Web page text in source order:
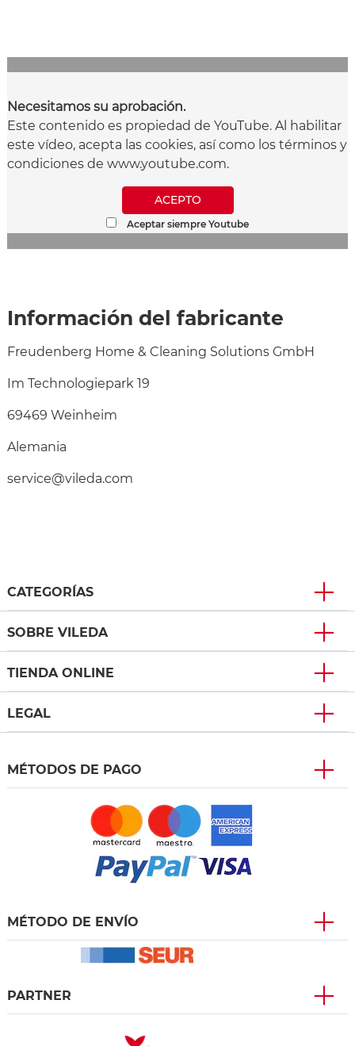
Necesitamos su aprobación.
Este contenido es propiedad de YouTube. Al habilitar
este vídeo, acepta las cookies, así como los términos y
condiciones de www.youtube.com.
ACEPTO
Aceptar siempre Youtube
Información del fabricante
Freudenberg Home & Cleaning Solutions GmbH
Im Technologiepark 19
69469 Weinheim
Alemania
service@vileda.com
CATEGORÍAS
SOBRE VILEDA
TIENDA ONLINE
LEGAL
MÉTODOS DE PAGO
MÉTODO DE ENVÍO
PARTNER